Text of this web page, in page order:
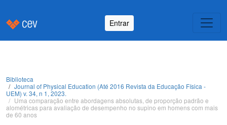
Entrar
Biblioteca
Journal of Physical Education (Até 2016 Revista da Educação Física -
UEM) v. 34, n 1, 2023.
Uma comparação entre abordagens absolutas, de proporção padrão e
alométricas para avaliação de desempenho no supino em homens com mais
de 60 anos